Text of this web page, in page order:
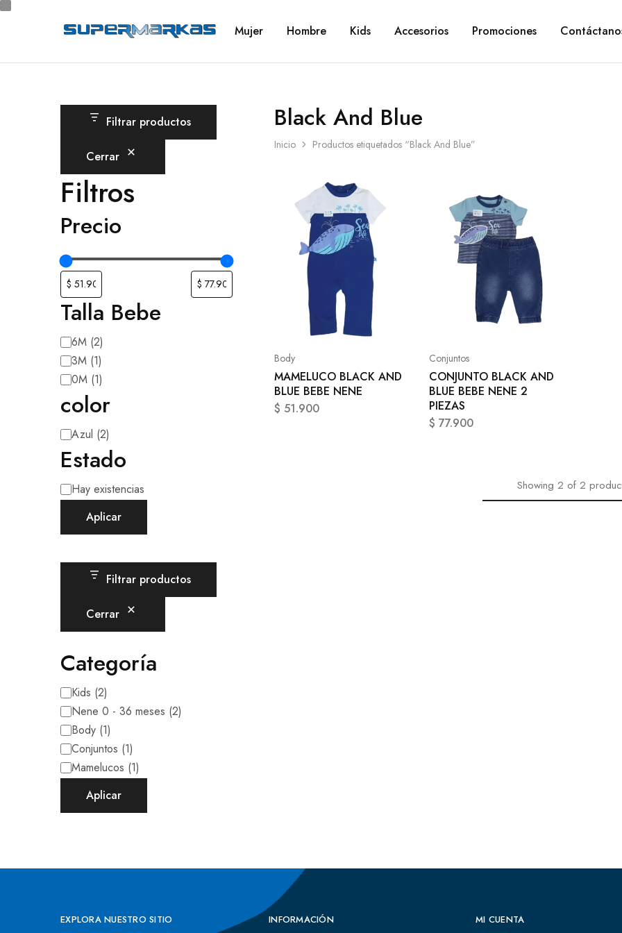
SuperMarkas
Ropa
Envío
Mujer Hombre Kids Accesorios Promociones
Black And Blue
Inicio Productos etiquetados “Black And Blue”
Body
MAMELUCO BLACK AND
BLUE BEBE NENE
$ 51.900
Conjuntos
CONJUNTO BLACK AND
BLUE BEBE NENE 2
PIEZAS
$ 77.900
Showing 2of2
Filtrar productos
Cerrar
Filtros
Precio
Talla Bebe
6M (2)
3M (1)
0M (1)
color
Azul (2)
Estado
Hay existencias
Aplicar
Filtrar productos
Cerrar
Categoría
Kids (2)
Nene 0 - 36 meses (2)
Body (1)
Conjuntos (1)
Mamelucos (1)
Aplicar
EXPLORA NUESTRO SITIO INFORMACIÓN MI CUENTA